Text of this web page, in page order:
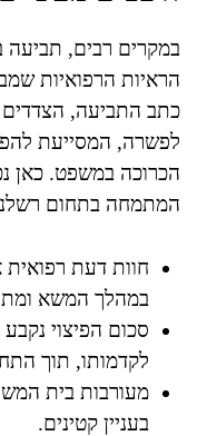
במקרים רבים, תביעה
הראיות הרפואיות
כתב התביעה, הצדדים
לפשרה, המסייעת
הכרוכה במשפט. כאן
המתמחה בתחום
חוות דעת רפואית
במהלך המשא
סכום הפיצוי
לקדמותו, תוך
מעורבות בית
בעניין קטינים.